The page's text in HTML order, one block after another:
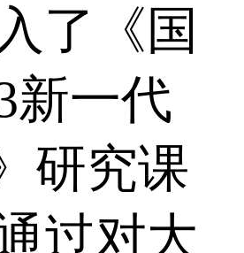
了《国
新一代
研究课
过对大